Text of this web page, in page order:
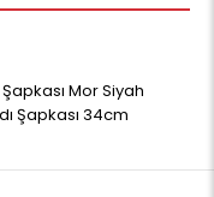
Mor Siyah
Şapkası 34cm